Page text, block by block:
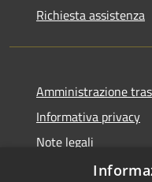
Richiesta assistenza
Amministrazione
Informativa privacy
Note legali
Dichiarazione di